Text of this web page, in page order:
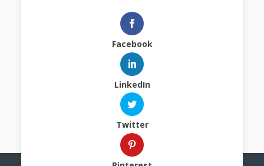
Tutti gli Articoli
Facebook
LinkedIn
Twitter